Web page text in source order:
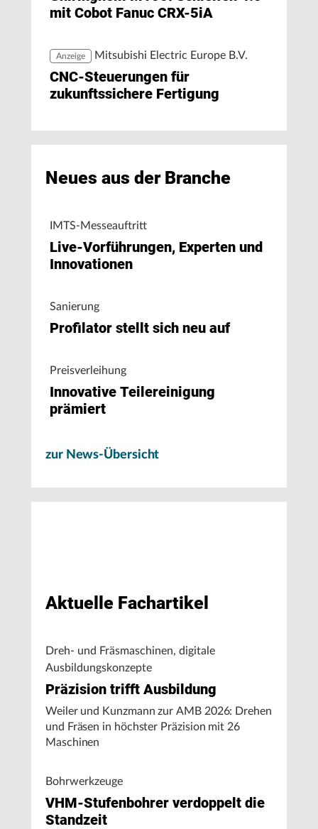
mit Cobot Fanuc CRX-5iA
Anzeige Mitsubishi Electric Europe B.V.
CNC-Steuerungen für
zukunftssichere Fertigung
Neues aus der Branche
IMTS-Messeauftritt
Live-Vorführungen, Experten und
Innovationen
Sanierung
Profilator stellt sich neu auf
Preisverleihung
Innovative Teilereinigung
prämiert
zur News-Übersicht
Aktuelle Fachartikel
Dreh- und Fräsmaschinen, digitale
Ausbildungskonzepte
Präzision trifft Ausbildung
Weiler und Kunzmann zur AMB 2026: Drehen
und Fräsen in höchster Präzision mit 26
Maschinen
Bohrwerkzeuge
VHM-Stufenbohrer verdoppelt die
Standzeit